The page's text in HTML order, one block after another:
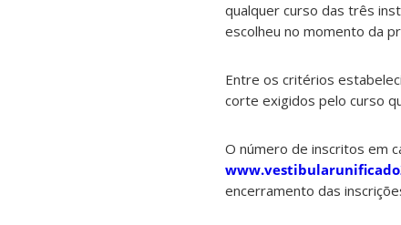
qualquer curso das três
escolheu no momento da
Entre os critérios
corte exigidos pelo curso
O número de inscritos em
encerramento das